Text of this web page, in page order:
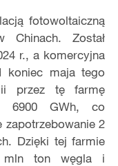
fotowoltaiczną
Został
r., a komercyjna
koniec maja tego
przez tę farmę
6900 GWh, co
zapotrzebowanie 2
Dzięki tej farmie
mln ton węgla i